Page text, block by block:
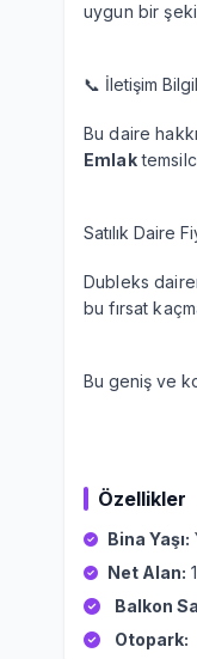
uygun bir
📞 İletişim
Bu daire
Emlak
Satılık Daire
Dubleks
bu fırsat
Bu geniş ve
Özellikler
Bina Yaşı:
Net Alan:
Balkon
Otopark: